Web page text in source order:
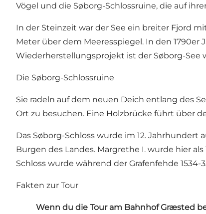
Vögel und die Søborg-Schlossruine, die auf
In der Steinzeit war der See ein breiter Fjord
Meter über dem Meeresspiegel. In den
Wiederherstellungsprojekt ist der Søborg-See
Die Søborg-Schlossruine
Sie radeln auf dem neuen Deich entlang des
Ort zu besuchen. Eine Holzbrücke führt über
Das Søborg-Schloss wurde im 12.
Burgen des Landes. Margrethe I. wurde hier
Schloss wurde während der Grafenfehde
Fakten zur Tour
Wenn du die Tour am Bahnhof Græsted